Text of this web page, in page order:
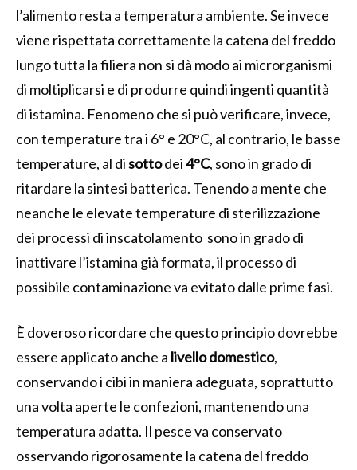
l’alimento resta a temperatura ambiente. Se invece
viene rispettata correttamente la catena del freddo
lungo tutta la filiera non si dà modo ai microrganismi
di moltiplicarsi e di produrre quindi ingenti quantità
di istamina. Fenomeno che si può verificare, invece,
con temperature tra i 6° e 20°C, al contrario, le basse
temperature, al disottodei4°C, sono in grado di
ritardare la sintesi batterica. Tenendo a mente che
neanche le elevate temperature di sterilizzazione
dei processi di inscatolamento sono in grado di
inattivare l’istamina già formata, il processo di
possibile contaminazione va evitato dalle prime fasi.
È doveroso ricordare che questo principio dovrebbe
essere applicato anche a livello domestico,
conservando i cibi in maniera adeguata, soprattutto
una volta aperte le confezioni, mantenendo una
temperatura adatta. Il pesce va conservato
osservando rigorosamente la catena del freddo